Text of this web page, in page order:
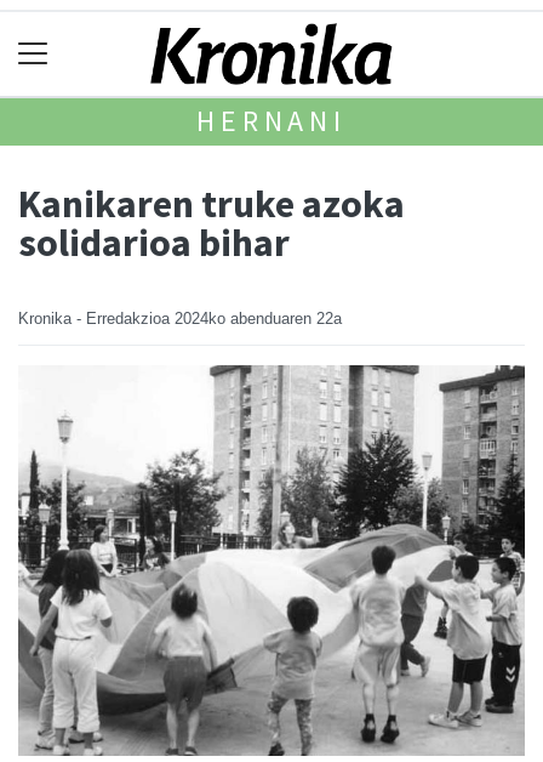
HERNANI
Kanikaren truke azoka
solidarioa bihar
Kronika - Erredakzioa 2024ko abenduaren 22a